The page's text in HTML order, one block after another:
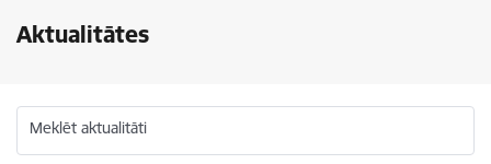
Aktualitātes
Meklēt aktualitāti